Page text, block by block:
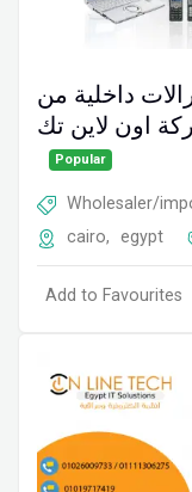
داخلية من
اون لاين تك
Popular
Wholesaler/
cairo, egypt
Add to Favourites